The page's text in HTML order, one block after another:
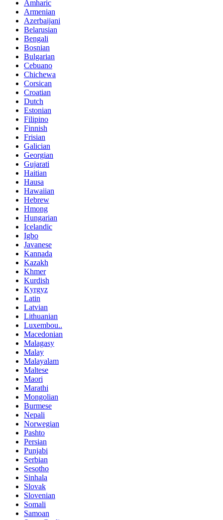
Amharic
Armenian
Azerbaijani
Belarusian
Bengali
Bosnian
Bulgarian
Cebuano
Chichewa
Corsican
Croatian
Dutch
Estonian
Filipino
Finnish
Frisian
Galician
Georgian
Gujarati
Haitian
Hausa
Hawaiian
Hebrew
Hmong
Hungarian
Icelandic
Igbo
Javanese
Kannada
Kazakh
Khmer
Kurdish
Kyrgyz
Latin
Latvian
Lithuanian
Luxembou..
Macedonian
Malagasy
Malay
Malayalam
Maltese
Maori
Marathi
Mongolian
Burmese
Nepali
Norwegian
Pashto
Persian
Punjabi
Serbian
Sesotho
Sinhala
Slovak
Slovenian
Somali
Samoan